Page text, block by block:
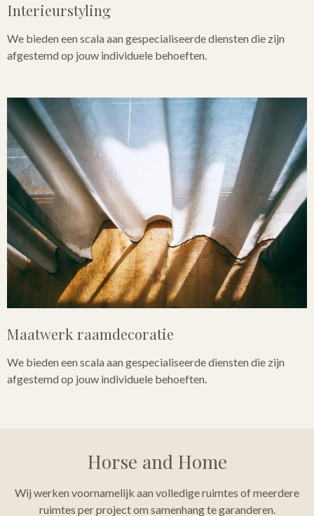
Interieurstyling
We bieden een scala aan gespecialiseerde diensten die zijn
afgestemd op jouw individuele behoeften.
Maatwerk raamdecoratie
We bieden een scala aan gespecialiseerde diensten die zijn
afgestemd op jouw individuele behoeften.
Horse and Home
Wij werken voornamelijk aan volledige ruimtes of meerdere
ruimtes per project om samenhang te garanderen.